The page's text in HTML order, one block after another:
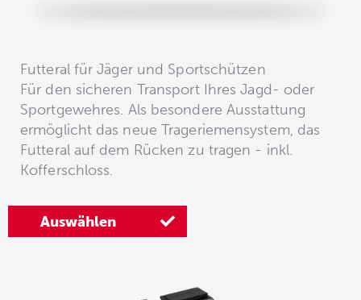
Futteral für Jäger und Sportschützen
Für den sicheren Transport Ihres Jagd- oder
Sportgewehres. Als besondere Ausstattung
ermöglicht das neue Trageriemensystem, das
Futteral auf dem Rücken zu tragen - inkl.
Kofferschloss.
Auswählen